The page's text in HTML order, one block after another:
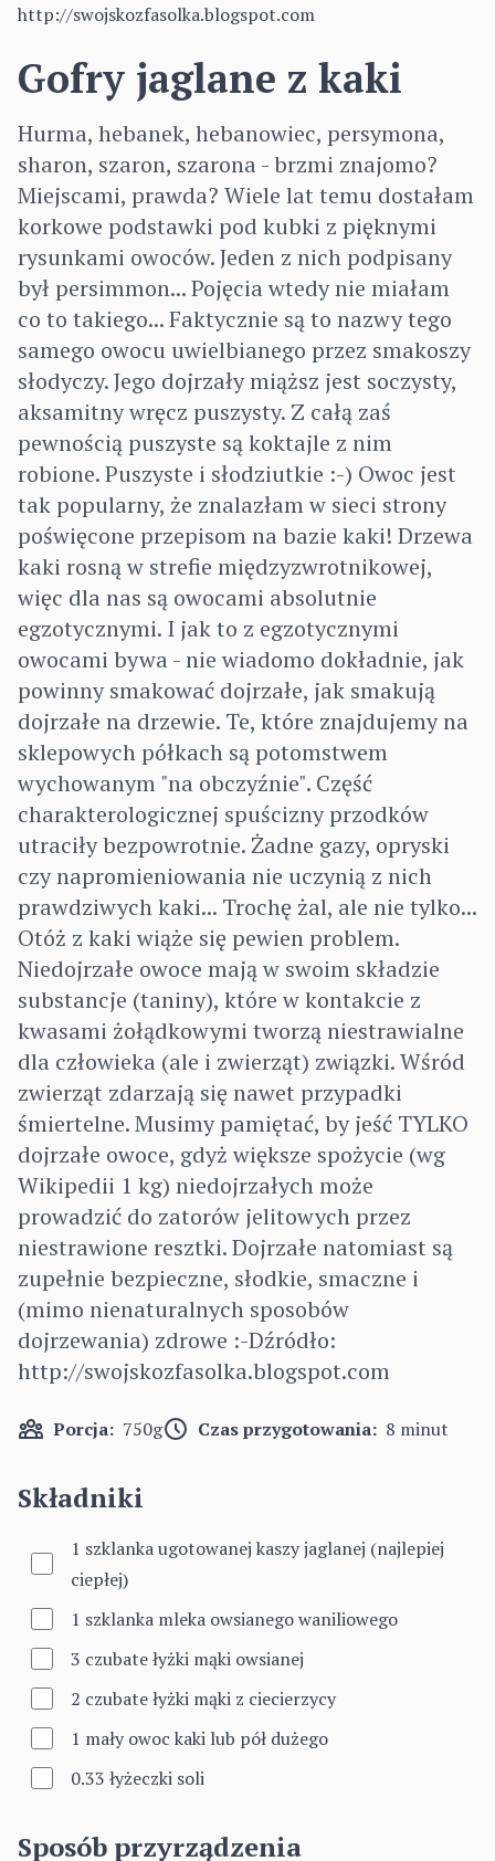
http://swojskozfasolka.blogspot.com
Gofry jaglane z kaki
Hurma, hebanek, hebanowiec, persymona,
sharon, szaron, szarona - brzmi znajomo?
Miejscami, prawda? Wiele lat temu dostałam
korkowe podstawki pod kubki z pięknymi
rysunkami owoców. Jeden z nich podpisany
był persimmon... Pojęcia wtedy nie miałam
co to takiego... Faktycznie są to nazwy tego
samego owocu uwielbianego przez smakoszy
słodyczy. Jego dojrzały miąższ jest soczysty,
aksamitny wręcz puszysty. Z całą zaś
pewnością puszyste są koktajle z nim
robione. Puszyste i słodziutkie :-) Owoc jest
tak popularny, że znalazłam w sieci strony
poświęcone przepisom na bazie kaki! Drzewa
kaki rosną w strefie międzyzwrotnikowej,
więc dla nas są owocami absolutnie
egzotycznymi. I jak to z egzotycznymi
owocami bywa - nie wiadomo dokładnie, jak
powinny smakować dojrzałe, jak smakują
dojrzałe na drzewie. Te, które znajdujemy na
sklepowych półkach są potomstwem
wychowanym "na obczyźnie". Część
charakterologicznej spuścizny przodków
utraciły bezpowrotnie. Żadne gazy, opryski
czy napromieniowania nie uczynią z nich
prawdziwych kaki... Trochę żal, ale nie tylko...
Otóż z kaki wiąże się pewien problem.
Niedojrzałe owoce mają w swoim składzie
substancje (taniny), które w kontakcie z
kwasami żołądkowymi tworzą niestrawialne
dla człowieka (ale i zwierząt) związki. Wśród
zwierząt zdarzają się nawet przypadki
śmiertelne. Musimy pamiętać, by jeść TYLKO
dojrzałe owoce, gdyż większe spożycie (wg
Wikipedii 1 kg) niedojrzałych może
prowadzić do zatorów jelitowych przez
niestrawione resztki. Dojrzałe natomiast są
zupełnie bezpieczne, słodkie, smaczne i
(mimo nienaturalnych sposobów
dojrzewania) zdrowe :-Dźródło:
http://swojskozfasolka.blogspot.com
Porcja: 750g Czas przygotowania: 8 minut
Składniki
1 szklanka ugotowanej kaszy jaglanej (najlepiej
ciepłej)
1 szklanka mleka owsianego waniliowego
3 czubate łyżki mąki owsianej
2 czubate łyżki mąki z ciecierzycy
1 mały owoc kaki lub pół dużego
0.33 łyżeczki soli
Sposób przyrządzenia